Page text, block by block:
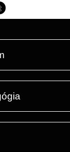
window
in a new window
in a new window